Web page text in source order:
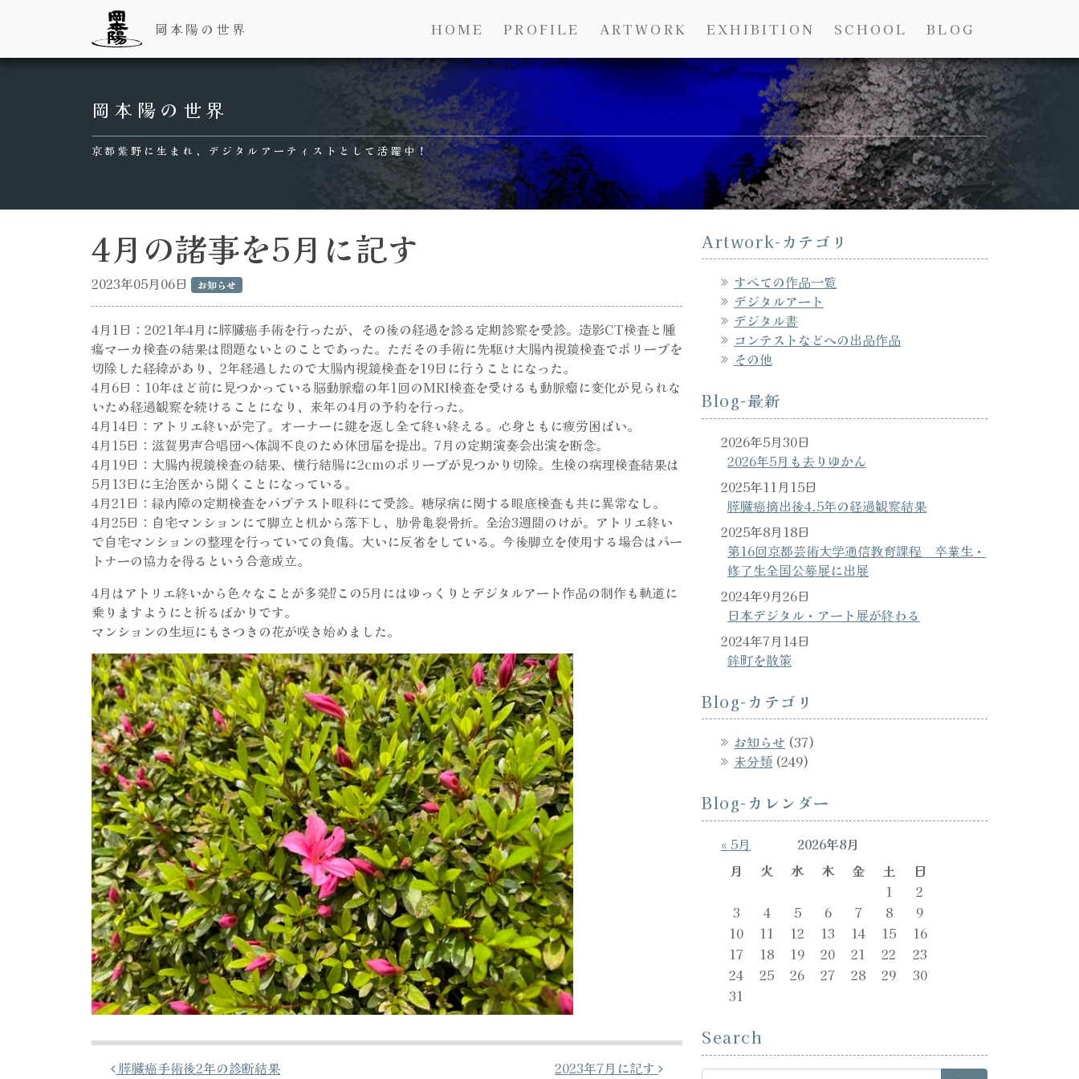
Main Navigation
岡本陽の世界 HOME PROFILE ARTWORK EXHIBITION SCHOOL BLOG
岡本陽の世界
京都紫野に生まれ、デジタルアーティストとして活躍中！
4月の諸事を5月に記す
2023年05月06日 お知らせ
4月1日：2021年4月に膵臓癌手術を行ったが、その後の経過を診る定期診察を受診。造影CT検査と腫
瘍マーカ検査の結果は問題ないとのことであった。ただその手術に先駆け大腸内視鏡検査でポリープを
切除した経緯があり、2年経過したので大腸内視鏡検査を19日に行うことになった。
4月6日：10年ほど前に見つかっている脳動脈瘤の年1回のMRI検査を受けるも動脈瘤に変化が見られな
いため経過観察を続けることになり、来年の4月の予約を行った。
4月14日：アトリエ終いが完了。オーナーに鍵を返し全て終い終える。心身ともに疲労困ぱい。
4月15日：滋賀男声合唱団へ体調不良のため休団届を提出。7月の定期演奏会出演を断念。
4月19日：大腸内視鏡検査の結果、横行結腸に2cmのポリープが見つかり切除。生検の病理検査結果は
5月13日に主治医から聞くことになっている。
4月21日：緑内障の定期検査をバプテスト眼科にて受診。糖尿病に関する眼底検査も共に異常なし。
4月25日：自宅マンションにて脚立と机から落下し、肋骨亀裂骨折。全治3週間のけが。アトリエ終い
で自宅マンションの整理を行っていての負傷。大いに反省をしている。今後脚立を使用する場合はパー
トナーの協力を得るという合意成立。
4月はアトリエ終いから色々なことが多発⁉この5月にはゆっくりとデジタルアート作品の制作も軌道に
乗りますようにと祈るばかりです。
マンションの生垣にもさつきの花が咲き始めました。
膵臓癌手術後2年の診断結果 2023年7月に記す
Artwork-カテゴリ
すべての作品一覧
デジタルアート
デジタル書
コンテストなどへの出品作品
その他
Blog-最新
2026年5月も去りゆかん
2026年5月30日
膵臓癌摘出後4.5年の経過観察結果
2025年11月15日
第16回京都芸術大学通信教育課程 卒業生・
修了生全国公募展に出展
2025年8月18日
日本デジタル・アート展が終わる
2024年9月26日
鉾町を散策
2024年7月14日
Blog-カテゴリ
お知らせ (37)
未分類 (249)
Blog-カレンダー
2026年8月
月
火 水 木 金 土
日
1
2
3
4 5 6 7 8
9
10
11 12 13 14 15
16
17
18 19 20 21 22
23
24
25 26 27 28 29
30
31
« 5月
Search